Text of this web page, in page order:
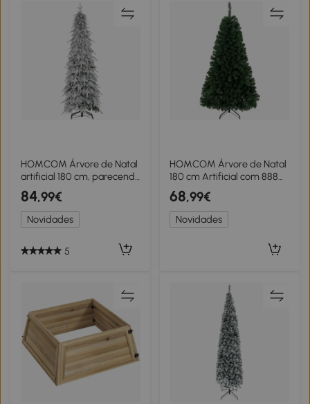
HOMCOM Árvore de Natal
artificial 180 cm, parecendo
real, com 600 ramos
densos, neve artificial,
abertura automática
84,99€
Novidades
5
HOMCOM Árvore de Natal
180 cm Artificial com 888
Ramos Ignífugos Base
Metálica Dobrável Verde
68,99€
Novidades